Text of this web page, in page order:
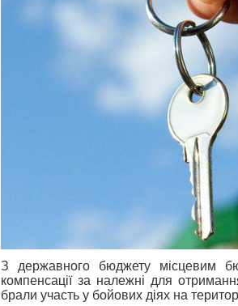
З державного бюджету місцевим
компенсації за належні для
брали участь у бойових діях на